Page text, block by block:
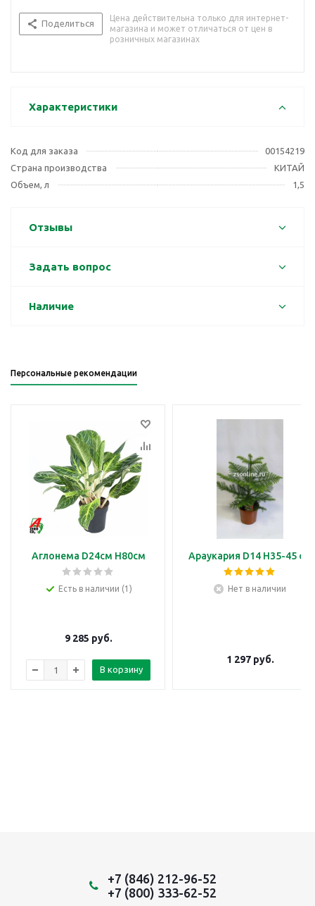
Поделиться
Цена действительна только для интернет-
магазина и может отличаться от цен в
розничных магазинах
Характеристики
Код для заказа
00154219
Страна производства
КИТАЙ
Объем, л
1,5
Отзывы
Задать вопрос
Наличие
Персональные рекомендации
Аглонема D24см H80см
Есть в наличии (1)
9 285 руб.
В корзину
Араукария D14 H35-45 см
Нет в наличии
1 297руб.
+7 (846) 212-96-52
+7 (800) 333-62-52